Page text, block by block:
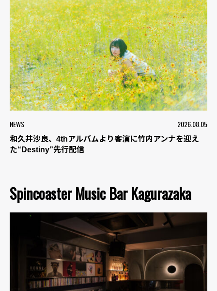
NEWS 2026.08.05
和久井沙良、4thアルバムより客演に竹内アンナを迎え
た“Destiny”先行配信
Spincoaster Music Bar Kagurazaka